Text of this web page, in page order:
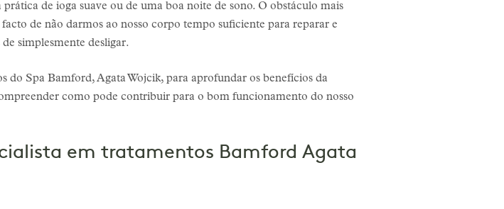
de ioga suave ou de uma boa noite de sono. O obstáculo mais
de não darmos ao nosso corpo tempo suficiente para reparar e
simplesmente desligar.
do Spa Bamford, Agata Wojcik, para aprofundar os benefícios da
como pode contribuir para o bom funcionamento do nosso
em tratamentos Bamford Agata